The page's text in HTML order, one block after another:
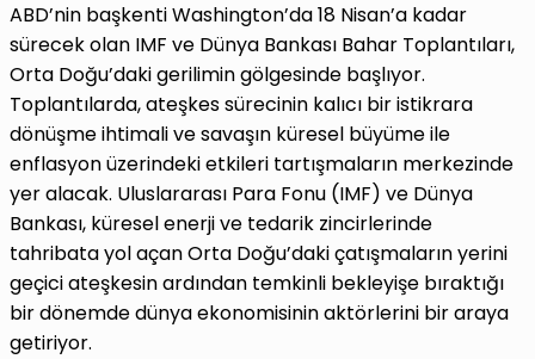
ABD’nin başkenti Washington’da 18 Nisan’a kadar
sürecek olan IMF ve Dünya Bankası Bahar Toplantıları,
Orta Doğu’daki gerilimin gölgesinde başlıyor.
Toplantılarda, ateşkes sürecinin kalıcı bir istikrara
dönüşme ihtimali ve savaşın küresel büyüme ile
enflasyon üzerindeki etkileri tartışmaların merkezinde
yer alacak. Uluslararası Para Fonu (IMF) ve Dünya
Bankası, küresel enerji ve tedarik zincirlerinde
tahribata yol açan Orta Doğu’daki çatışmaların yerini
geçici ateşkesin ardından temkinli bekleyişe bıraktığı
bir dönemde dünya ekonomisinin aktörlerini bir araya
getiriyor.